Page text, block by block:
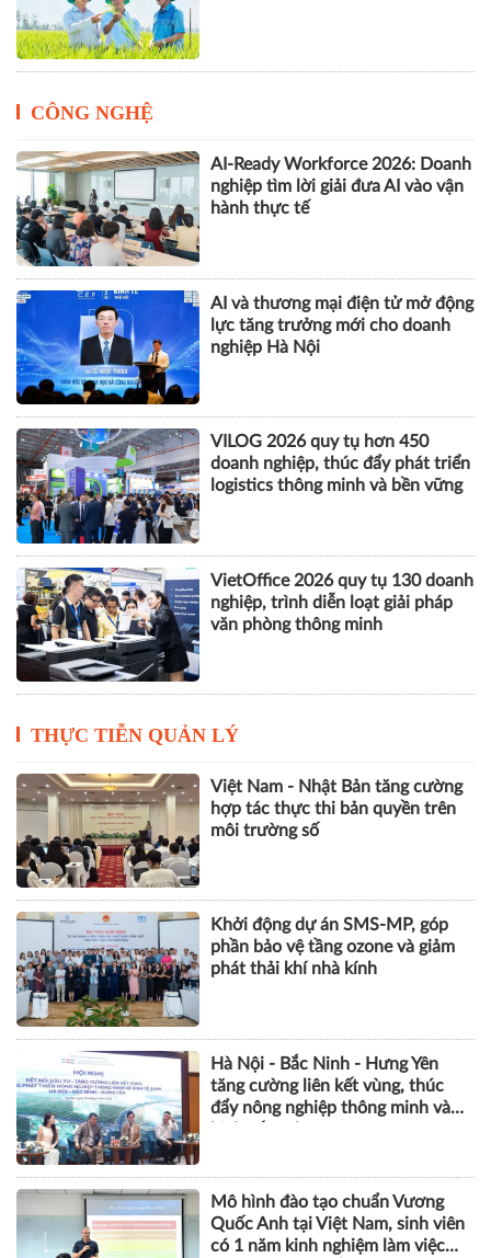
CÔNG NGHỆ
AI-Ready Workforce 2026: Doanh
nghiệp tìm lời giải đưa AI vào vận
hành thực tế
AI và thương mại điện tử mở động
lực tăng trưởng mới cho doanh
nghiệp Hà Nội
VILOG 2026 quy tụ hơn 450
doanh nghiệp, thúc đẩy phát triển
logistics thông minh và bền vững
VietOffice 2026 quy tụ 130 doanh
nghiệp, trình diễn loạt giải pháp
văn phòng thông minh
THỰC TIỄN QUẢN LÝ
Việt Nam - Nhật Bản tăng cường
hợp tác thực thi bản quyền trên
môi trường số
Khởi động dự án SMS-MP, góp
phần bảo vệ tầng ozone và giảm
phát thải khí nhà kính
Hà Nội - Bắc Ninh - Hưng Yên
tăng cường liên kết vùng, thúc
đẩy nông nghiệp thông minh và
Mô hình đào tạo chuẩn Vương
Quốc Anh tại Việt Nam, sinh viên
có 1 năm kinh nghiệm làm việc